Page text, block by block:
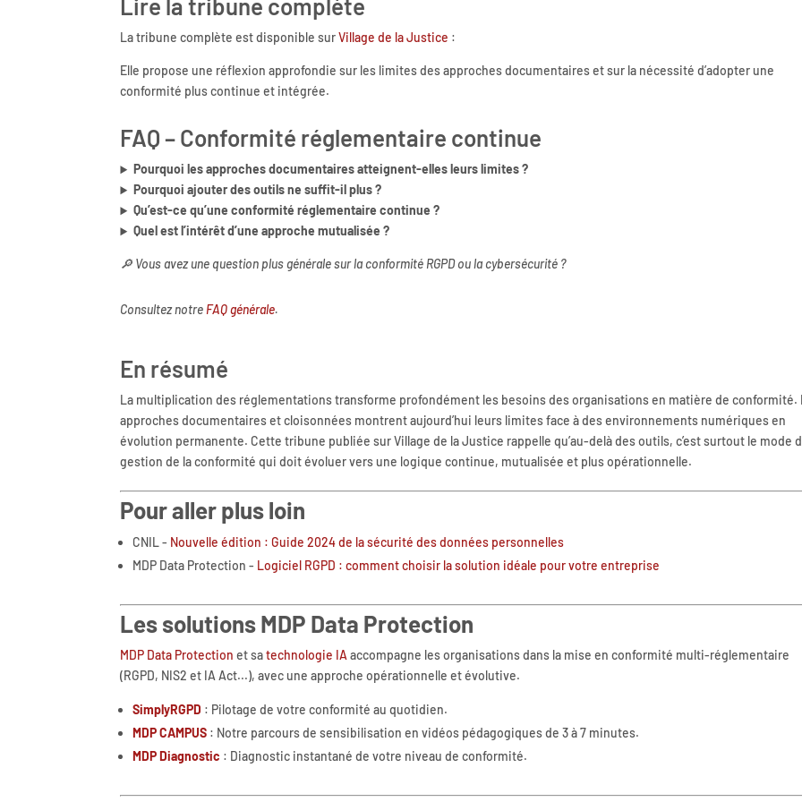
Lire la tribune complète
La tribune complète est disponible surVillage de la Justice :
Elle propose une réflexion approfondie sur les limites des approches documentaires et sur la nécessité d’adopter une
conformité plus continue et intégrée.
FAQ – Conformité réglementaire continue
Pourquoi les approches documentaires atteignent-elles leurs limites ?
Pourquoi ajouter des outils ne suffit-il plus ?
Qu’est-ce qu’une conformité réglementaire continue ?
Quel est l’intérêt d’une approche mutualisée ?
🔎 Vous avez une question plus générale sur la conformité RGPD ou la cybersécurité ?
Consultez notre FAQ générale.
En résumé
La multiplication des réglementations transforme profondément les besoins des organisations en matière de conformité.
approches documentaires et cloisonnées montrent aujourd’hui leurs limites face à des environnements numériques en
évolution permanente. Cette tribune publiée sur Village de la Justice rappelle qu’au-delà des outils, c’est surtout le mode
gestion de la conformité qui doit évoluer vers une logique continue, mutualisée et plus opérationnelle.
Pour aller plus loin
CNIL - Nouvelle édition : Guide 2024 de la sécurité des données personnelles
MDP Data Protection - Logiciel RGPD : comment choisir la solution idéale pour votre entreprise
Les solutions MDP Data Protection
MDP Data Protection et satechnologie IA accompagne les organisations dans la mise en conformité multi-réglementaire
(RGPD, NIS2 et IA Act...), avec une approche opérationnelle et évolutive.
SimplyRGPD : Pilotage de votre conformité au quotidien.
MDP CAMPUS : Notre parcours de sensibilisation en vidéos pédagogiques de 3 à 7 minutes.
MDP Diagnostic : Diagnostic instantané de votre niveau de conformité.